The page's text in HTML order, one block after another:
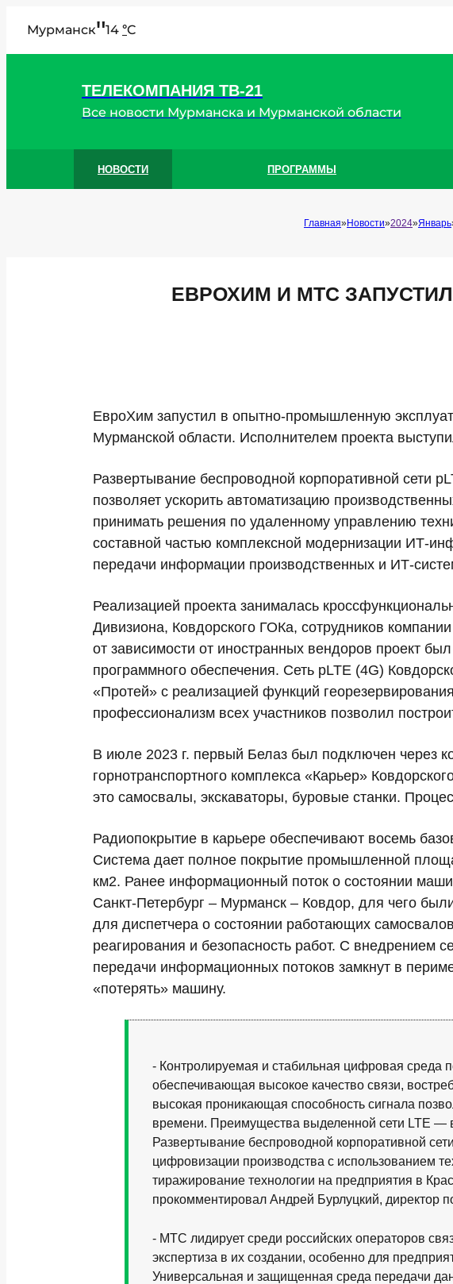
Мурманск"14 °C
ТЕЛЕКОМПАНИЯ ТВ-21
Все новости Мурманска и Мурманской области
НОВОСТИ ПРОГРАММЫ
Главная Новости 2024 Январь
ЕВРОХИМ И МТС
ЕвроХим запустил в опытно-промышленную
Мурманской области. Исполнителем проекта
Развертывание беспроводной корпоративной сети
позволяет ускорить автоматизацию
принимать решения по удаленному управлению
составной частью комплексной модернизации ИТ-
передачи информации производственных и ИТ-
Реализацией проекта занималась
Дивизиона, Ковдорского ГОКа, сотрудников
от зависимости от иностранных вендоров проект
программного обеспечения. Сеть pLTE (4G)
«Протей» с реализацией функций
профессионализм всех участников позволил
В июле 2023 г. первый Белаз был подключен через
горнотранспортного комплекса «Карьер»
это самосвалы, экскаваторы, буровые станки.
Радиопокрытие в карьере обеспечивают восемь
Система дает полное покрытие промышленной
км2. Ранее информационный поток о состоянии
Санкт-Петербург – Мурманск – Ковдор, для чего
для диспетчера о состоянии работающих
реагирования и безопасность работ. С внедрением
передачи информационных потоков замкнут в
«потерять» машину.
- Контролируемая и стабильная цифровая
обеспечивающая высокое качество связи,
высокая проникающая способность сигнала
времени. Преимущества выделенной сети LTE —
Развертывание беспроводной корпоративной
цифровизации производства с использованием
тиражирование технологии на предприятия в
прокомментировал Андрей Бурлуцкий,
- МТС лидирует среди российских операторов
экспертиза в их создании, особенно для
Универсальная и защищенная среда передачи